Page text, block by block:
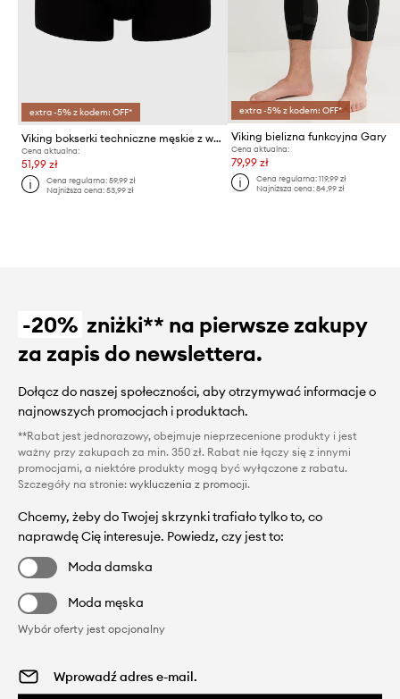
extra -5% z kodem: OFF*
Viking bokserki techniczne męskie z włókna bambusowego Bamboo Lockness
Cena aktualna:
51,99 zł
Cena regularna:59,99 zł
Najniższa cena:53,99 zł
extra -5% z kodem: OFF*
Viking bielizna funkcyjna Gary
Cena aktualna:
79,99 zł
Cena regularna: 119,99 zł
Najniższa cena: 84,99 zł
-20% zniżki** na pierwsze zakupy
za zapis do newslettera.
Dołącz do naszej społeczności, aby otrzymywać informacje o
najnowszych promocjach i produktach.
**Rabat jest jednorazowy, obejmuje nieprzecenione produkty i jest
ważny przy zakupach za min. 350 zł. Rabat nie łączy się z innymi
promocjami, a niektóre produkty mogą być wyłączone z rabatu.
Szczegóły na stronie: wykluczenia z promocji.
Chcemy, żeby do Twojej skrzynki trafiało tylko to, co
naprawdę Cię interesuje. Powiedz, czy jest to:
Moda damska
Moda męska
Wybór oferty jest opcjonalny